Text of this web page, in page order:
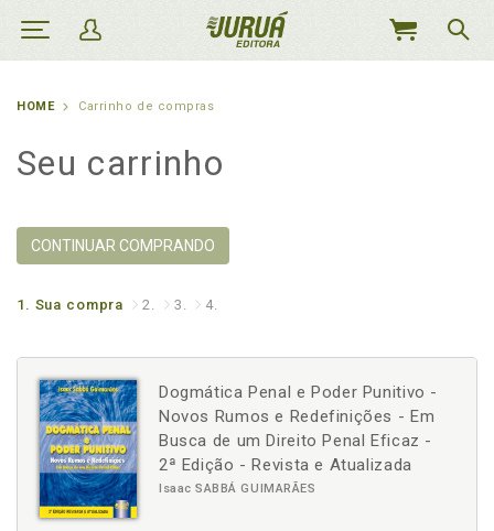
MEU
HOME Carrinho de compras
Seu carrinho
CONTINUAR COMPRANDO
1. Sua compra 2. 3. 4.
Dogmática Penal e Poder Punitivo -
Novos Rumos e Redefinições - Em
Busca de um Direito Penal Eficaz -
2ª Edição - Revista e Atualizada
Isaac SABBÁ GUIMARÃES